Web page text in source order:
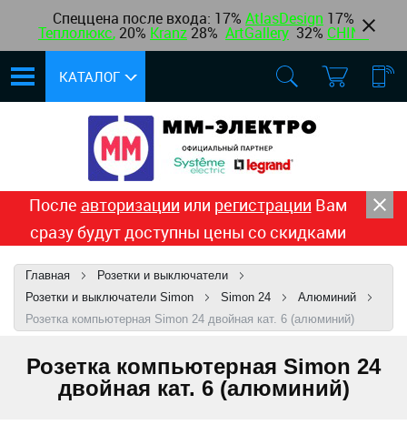
Спеццена после входа: 17% AtlasDesign 17%
Теплолюкс, 20% Kranz 28% ArtGallery 32% CHINT
КАТАЛОГ
После авторизации или регистрации Вам
сразу будут доступны цены со скидками
Главная
Розетки и выключатели
Розетки и выключатели Simon
Simon 24
Алюминий
Розетка компьютерная Simon 24 двойная кат. 6 (алюминий)
Розетка компьютерная Simon 24
двойная кат. 6 (алюминий)